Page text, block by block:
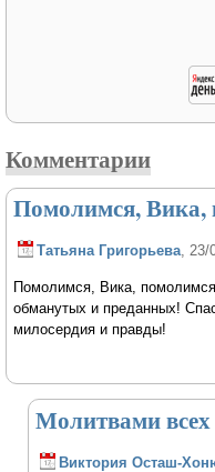
Комментарии
Помолимся, Вика,
Татьяна Григорьева ,
Помолимся, Вика,
обманутых и преданных!
милосердия и правды!
Молитвами
Виктория Осташ-